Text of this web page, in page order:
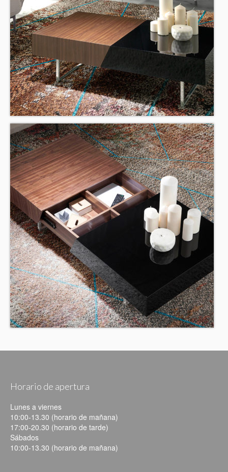
Horario de apertura
Lunes a viernes
10:00-13.30 (horario de mañana)
17:00-20.30 (horario de tarde)
Sábados
10:00-13.30 (horario de mañana)